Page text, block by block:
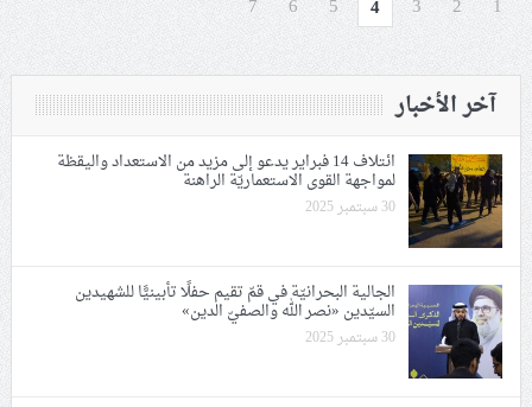
1
2
3
4
5
6
7
آخر الأخبار
ائتلاف 14 فبراير يدعو إلى مزيد من الاستعداد واليقظة
لمواجهة القوى الاستعماريّة الراهنة
30 سبتمبر 2025
الجالية البحرانيّة في قمّ تقيم حفلًا تأبينيًّا للشهيدين
السيّدين «نصر الله والصفيّ الدين»
30 سبتمبر 2025